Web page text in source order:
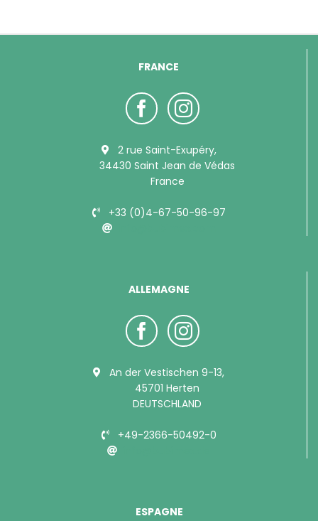
FRANCE
2 rue Saint-Exupéry,
34430 Saint Jean de Védas
France
+33 (0)4-67-50-96-97
ALLEMAGNE
An der Vestischen 9-13,
45701 Herten
DEUTSCHLAND
+49-2366-50492-0
ESPAGNE